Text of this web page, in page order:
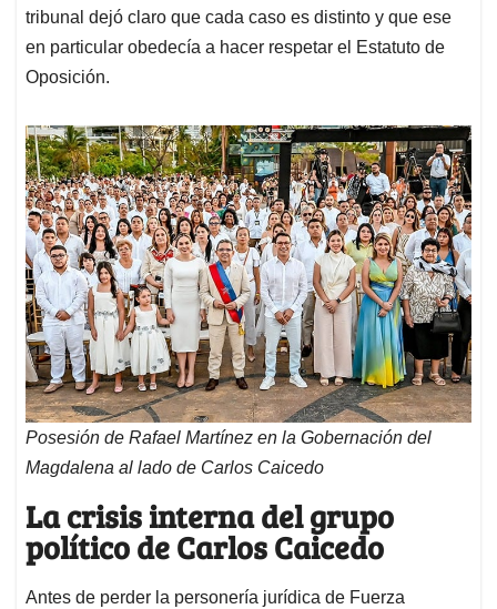
tribunal dejó claro que cada caso es distinto y que ese
en particular obedecía a hacer respetar el Estatuto de
Oposición.
Posesión de Rafael Martínez en la Gobernación del
Magdalena al lado de Carlos Caicedo
La crisis interna del grupo
político de Carlos Caicedo
Antes de perder la personería jurídica de Fuerza